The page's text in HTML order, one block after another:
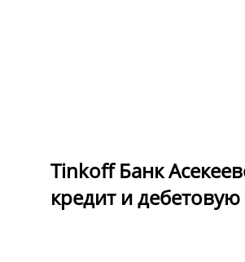
Tinkoff Банк
кредит и дебетовую